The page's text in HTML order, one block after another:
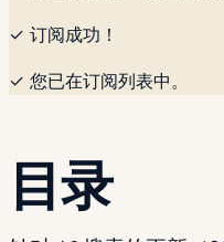
✓ 订阅成功！
✓ 您已在订阅列表中。
目录